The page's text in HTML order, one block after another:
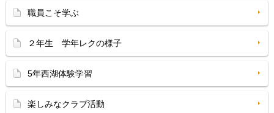
職員こそ学ぶ
２年生 学年レクの様子
5年西湖体験学習
楽しみなクラブ活動